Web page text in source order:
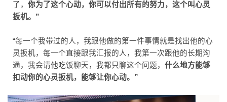
了， 你为了这个心动，你可以付出所有的努力，这个叫心灵
扳机。”
“每一个我带过的人，我跟他做的第一件事情就是找出他的心
灵扳机，每一个直接跟我汇报的人，我第一次跟他的长期沟
通，我会请他吃饭聊天，我都只聊这个问题， 什么地方能够
扣动你的心灵扳机，能够让你心动。”